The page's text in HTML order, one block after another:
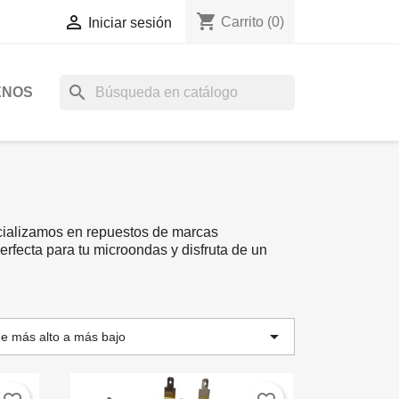
 Iniciar sesión shopping_cart Carrito (0)
search
en repuestos de marcas
para tu microondas y disfruta de un
más alto a más bajo 